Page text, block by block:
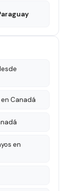
Canadá
en